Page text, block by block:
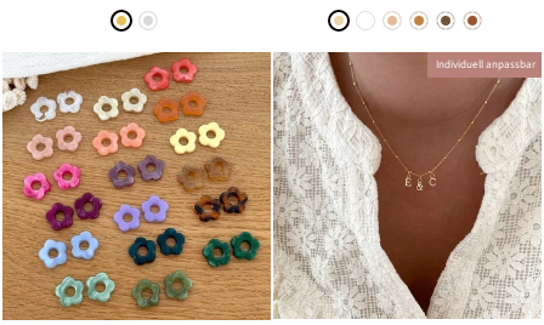
Individuell anpassbar